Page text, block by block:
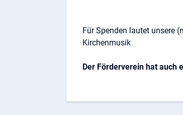
Für Spenden lautet unsere
Kirchenmusik
Der Förderverein hat auch